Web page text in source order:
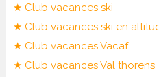
★ Club vacances ski
★ Club vacances ski en
★ Club vacances Vacaf
★ Club vacances Val thorens